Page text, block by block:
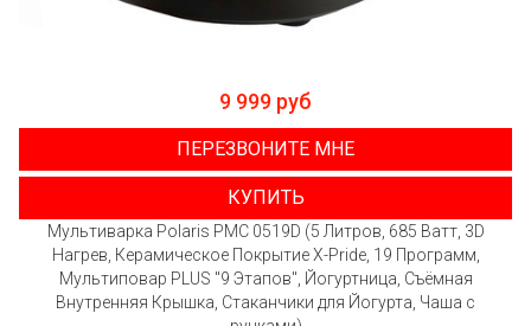
9 999 руб
ПЕРЕЗВОНИТЕ МНЕ
КУПИТЬ
Мультиварка Polaris PMC 0519D (5 Литров, 685 Ватт, 3D
Нагрев, Керамическое Покрытие X-Pride, 19 Программ,
Мультиповар PLUS "9 Этапов", Йогуртница, Съёмная
Внутренняя Крышка, Стаканчики для Йогурта, Чаша с